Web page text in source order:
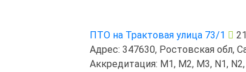
ПТО на Трактовая улица 73/1
Адрес: 347630, Ростовская обл,
Аккредитация: M1, M2, M3, N1, N2,